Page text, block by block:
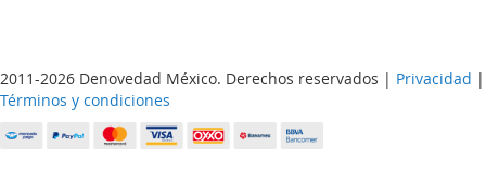
2011-2026 Denovedad México. Derechos reservados | Privacidad |
Términos y condiciones